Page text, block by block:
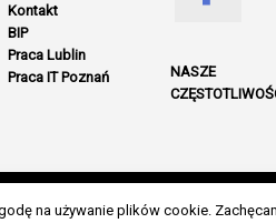
Kontakt
BIP
Praca Lublin
Praca IT Poznań
NASZE
prawa zastrzeżone. Radio Lublin
na używanie plików cookie.